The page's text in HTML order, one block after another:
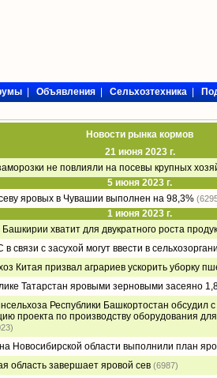
|Объявления|Сельхозтехника|
Новости рынка кормов
21 июня 2023 г.
не повлияли на посевы крупных
5 июня 2023 г.
яровых в Чувашии выполнен на 98,3%
1 июня 2023 г.
Башкирии хватит для двукратного роста
связи с засухой могут ввести в
Китая призвал аграриев ускорить уборку
Татарстан яровыми зерновыми засеяно
Республики Башкортостан обсудил
проекта по производству оборудования
Новосибирской области выполнили план
область завершает яровой сев (6987)